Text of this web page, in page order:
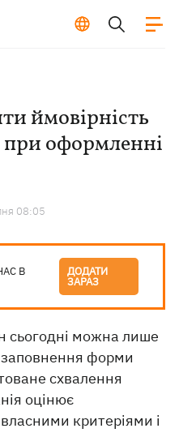
ймовірність
при оформленні
08:05
В ДОДАТИ
ЗАРАЗ
сьогодні можна лише
форми
схвалення
оцінює
критеріями і